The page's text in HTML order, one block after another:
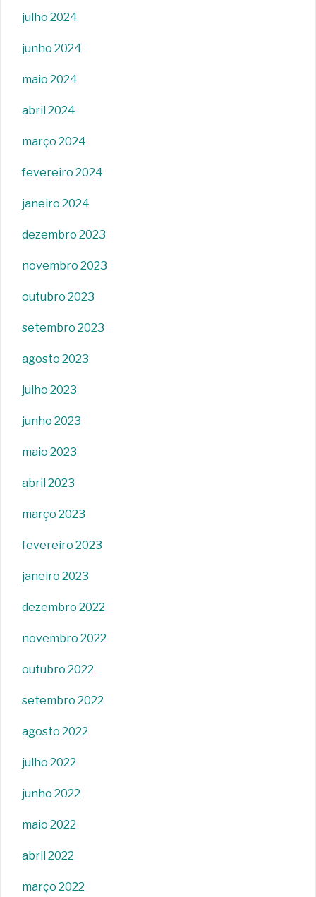
julho 2024
junho 2024
maio 2024
abril 2024
março 2024
fevereiro 2024
janeiro 2024
dezembro 2023
novembro 2023
outubro 2023
setembro 2023
agosto 2023
julho 2023
junho 2023
maio 2023
abril 2023
março 2023
fevereiro 2023
janeiro 2023
dezembro 2022
novembro 2022
outubro 2022
setembro 2022
agosto 2022
julho 2022
junho 2022
maio 2022
abril 2022
março 2022